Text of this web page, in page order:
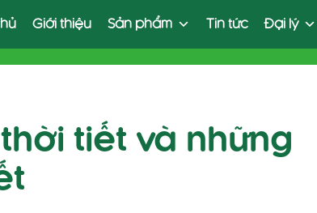
Giới thiệu Sản phẩm Tin tức Đại lý
tiết và những